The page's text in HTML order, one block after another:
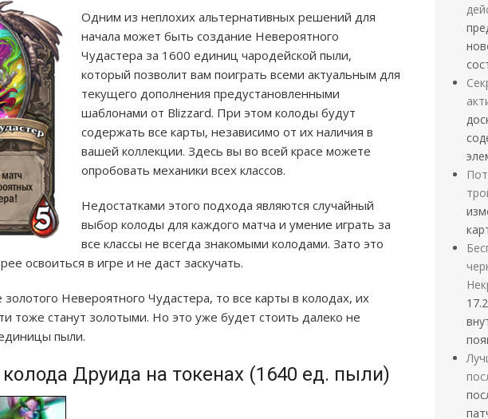
Одним из неплохих альтернативных решений для
начала может быть создание Невероятного
Чудастера за 1600 единиц чародейской пыли,
который позволит вам поиграть всеми актуальным для
текущего дополнения предустановленными
шаблонами от Blizzard. При этом колоды будут
содержать все карты, независимо от их наличия в
вашей коллекции. Здесь вы во всей красе можете
опробовать механики всех классов.
Недостатками этого подхода являются случайный
выбор колоды для каждого матча и умение играть за
все классы не всегда знакомыми колодами. Зато это
освоиться в игре и не даст заскучать.
Невероятного Чудастера, то все карты в колодах, их
тоже станут золотыми. Но это уже будет стоить далеко не
пыли.
Друида на токенах (1640 ед. пыли)